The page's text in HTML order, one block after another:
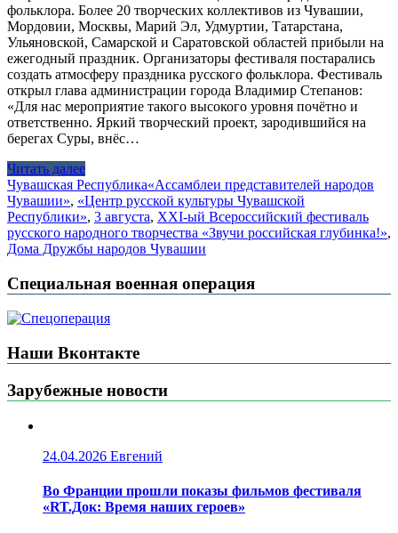
фольклора. Более 20 творческих коллективов из Чувашии,
Мордовии, Москвы, Марий Эл, Удмуртии, Татарстана,
Ульяновской, Самарской и Саратовской областей прибыли на
ежегодный праздник. Организаторы фестиваля постарались
создать атмосферу праздника русского фольклора. Фестиваль
открыл глава администрации города Владимир Степанов:
«Для нас мероприятие такого высокого уровня почётно и
ответственно. Яркий творческий проект, зародившийся на
берегах Суры, внёс…
Читать далее
Чувашская Республика«Ассамблеи представителей народов
Чувашии», «Центр русской культуры Чувашской
Республики», 3 августа, XXI-ый Всероссийский фестиваль
русского народного творчества «Звучи российская глубинка!»,
Дома Дружбы народов Чувашии
Специальная военная операция
Наши Вконтакте
Зарубежные новости
24.04.2026 Евгений
Во Франции прошли показы фильмов фестиваля
«RT.Док: Время наших героев»